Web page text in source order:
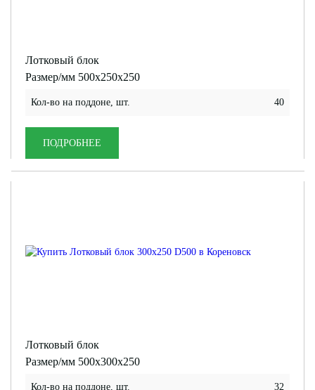
Лотковый блок
Размер/мм 500x250x250
Кол-во на поддоне, шт. 40
ПОДРОБНЕЕ
Лотковый блок
Размер/мм 500x300x250
Кол-во на поддоне, шт. 32